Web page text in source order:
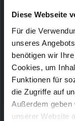
Diese Webseite
Für die
unseres
benötigen wir
Cookies, um
Funktionen für
die Zugriffe auf
Außerdem geben
unserer Website